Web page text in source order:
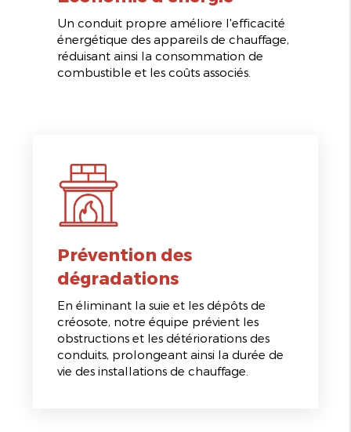
Un conduit propre améliore l'efficacité
énergétique des appareils de chauffage,
réduisant ainsi la consommation de
combustible et les coûts associés.
Prévention des
dégradations
En éliminant la suie et les dépôts de
créosote, notre équipe prévient les
obstructions et les détériorations des
conduits, prolongeant ainsi la durée de
vie des installations de chauffage.